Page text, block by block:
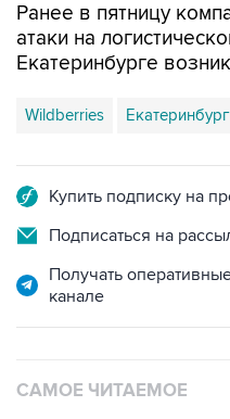
Ранее в пятницу
атаки на
Екатеринбурге
Wildberries Екатеринбург
Купить подписку на
Подписаться на
Получать
канале
САМОЕ ЧИТАЕМОЕ